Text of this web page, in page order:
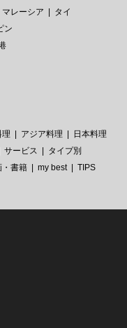
マレーシア
タイ
ン
理 アジア料理
日本料理
サービス
タイプ別
・書籍 my best
TIPS